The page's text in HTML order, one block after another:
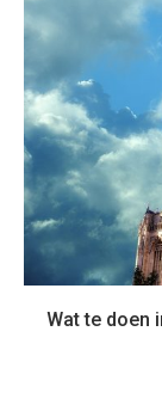
Wat te doen